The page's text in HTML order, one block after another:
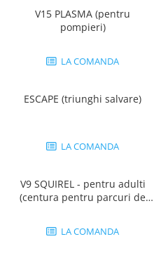
V15 PLASMA (pentru
pompieri)
LA COMANDA
ESCAPE (triunghi salvare)
LA COMANDA
V9 SQUIREL - pentru adulti
(centura pentru parcuri de
LA COMANDA